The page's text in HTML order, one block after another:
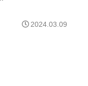
2024.03.09